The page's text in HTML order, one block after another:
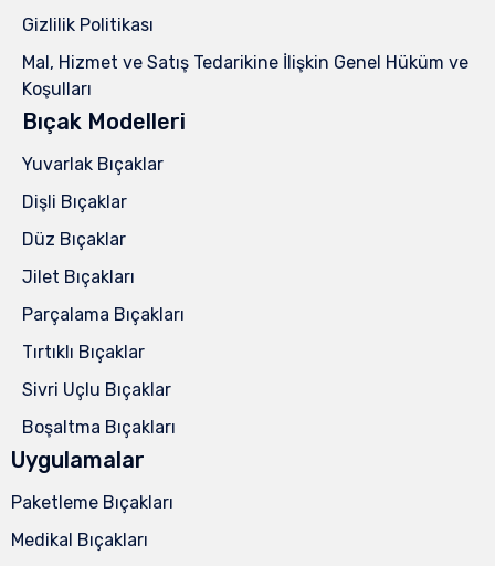
Gizlilik Politikası
Mal, Hizmet ve Satış Tedarikine İlişkin Genel Hüküm ve
Koşulları
Bıçak Modelleri
Yuvarlak Bıçaklar
Dişli Bıçaklar
Düz Bıçaklar
Jilet Bıçakları
Parçalama Bıçakları
Tırtıklı Bıçaklar
Sivri Uçlu Bıçaklar
Boşaltma Bıçakları
Uygulamalar
Paketleme Bıçakları
Medikal Bıçakları